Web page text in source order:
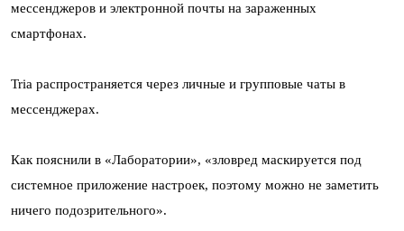
мессенджеров и электронной почты на зараженных
смартфонах.
Tria распространяется через личные и групповые чаты в
мессенджерах.
Как пояснили в «Лаборатории», «зловред маскируется под
системное приложение настроек, поэтому можно не заметить
ничего подозрительного».